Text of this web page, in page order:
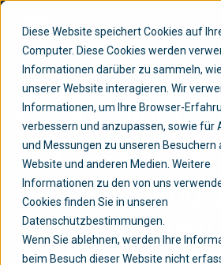
Diese Website speichert Cookies auf
Computer. Diese Cookies werden
Informationen darüber zu sammeln,
unserer Website interagieren. Wir
Informationen, um Ihre Browser-
verbessern und anzupassen, sowie für
und Messungen zu unseren Besuchern
Website und anderen Medien. Weitere
Informationen zu den von uns
Cookies finden Sie in unseren
Datenschutzbestimmungen.
Wenn Sie ablehnen, werden Ihre
beim Besuch dieser Website nicht
eSHAB Modul
Automatisierte
Überwachung
elektronischen